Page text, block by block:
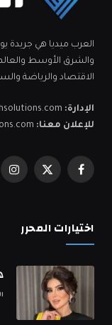
العرب ميديا هي جريدة
الاقتصاد والرياضة
الإدارة:
للإعلان معنا:
فيسبوكX
اختيارات المحرر